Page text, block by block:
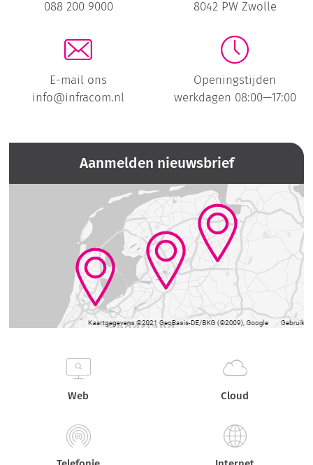
088 200 9000
8042 PW Zwolle
E-mail ons
info@infracom.nl
Openingstijden
werkdagen 08:00—17:00
Aanmelden nieuwsbrief
Web Cloud